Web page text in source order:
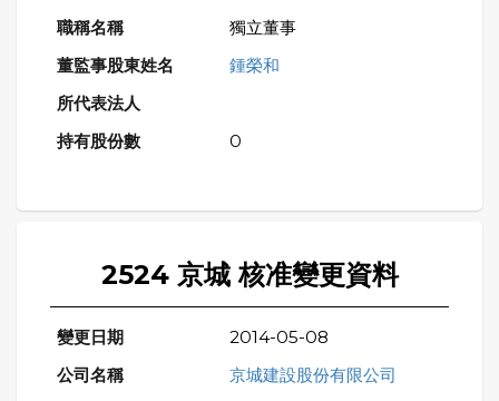
獨立董事
鍾榮和
0
2524 京城 核准變更資料
2014-05-08
京城建設股份有限公司